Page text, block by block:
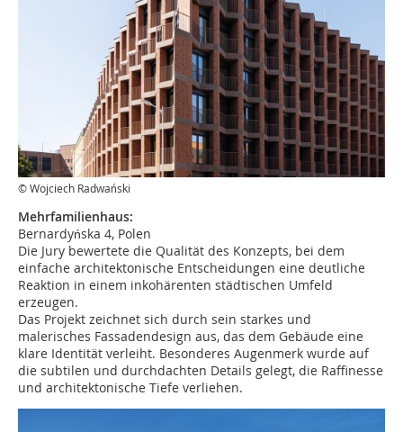
© Wojciech Radwański
Mehrfamilienhaus:
Bernardyńska 4, Polen
Die Jury bewertete die Qualität des Konzepts, bei dem
einfache architektonische Entscheidungen eine deutliche
Reaktion in einem inkohärenten städtischen Umfeld
erzeugen.
Das Projekt zeichnet sich durch sein starkes und
malerisches Fassadendesign aus, das dem Gebäude eine
klare Identität verleiht. Besonderes Augenmerk wurde auf
die subtilen und durchdachten Details gelegt, die Raffinesse
und architektonische Tiefe verliehen.